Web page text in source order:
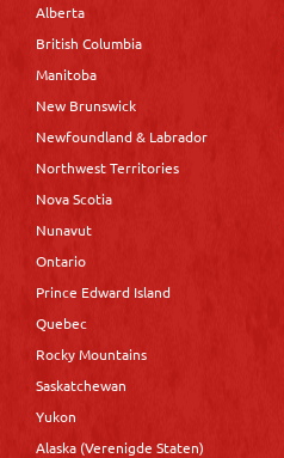
Alberta
British Columbia
Manitoba
New Brunswick
Newfoundland & Labrador
Northwest Territories
Nova Scotia
Nunavut
Ontario
Prince Edward Island
Quebec
Rocky Mountains
Saskatchewan
Yukon
Alaska (Verenigde Staten)